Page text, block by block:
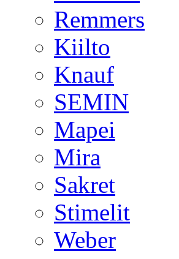
Remmers
Kiilto
Knauf
SEMIN
Mapei
Mira
Sakret
Stimelit
Weber